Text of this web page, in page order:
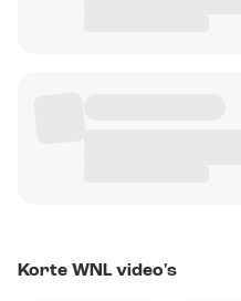
Korte WNL video's